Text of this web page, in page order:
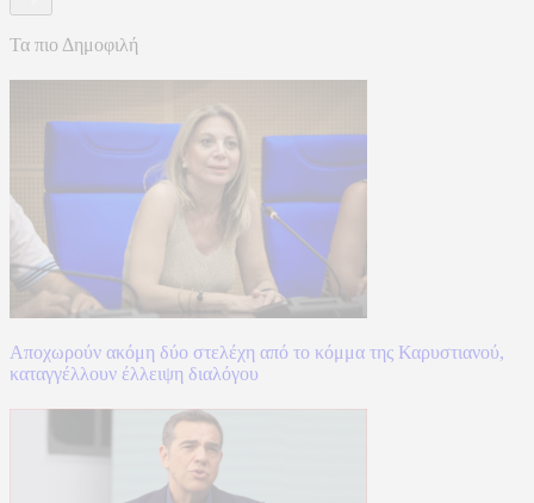
Τα πιο Δημοφιλή
Αποχωρούν ακόμη δύο στελέχη από το κόμμα της Καρυστιανού,
καταγγέλλουν έλλειψη διαλόγου